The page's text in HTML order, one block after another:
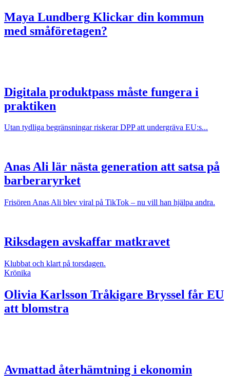
Maya Lundberg Klickar din kommun
med småföretagen?
Digitala produktpass måste fungera i
praktiken
Utan tydliga begränsningar riskerar DPP att undergräva EU:s...
Anas Ali lär nästa generation att satsa på
barberaryrket
Frisören Anas Ali blev viral på TikTok – nu vill han hjälpa andra.
Riksdagen avskaffar matkravet
Klubbat och klart på torsdagen.
Krönika
Olivia Karlsson Tråkigare Bryssel får EU
att blomstra
Avmattad återhämtning i ekonomin